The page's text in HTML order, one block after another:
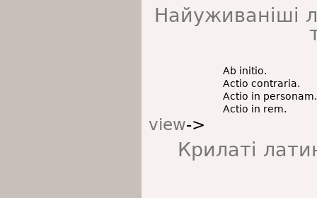
Найуживанішi
Ab initio.
Actio contraria.
Actio in personam.
Actio in rem.
view->
Крилаті